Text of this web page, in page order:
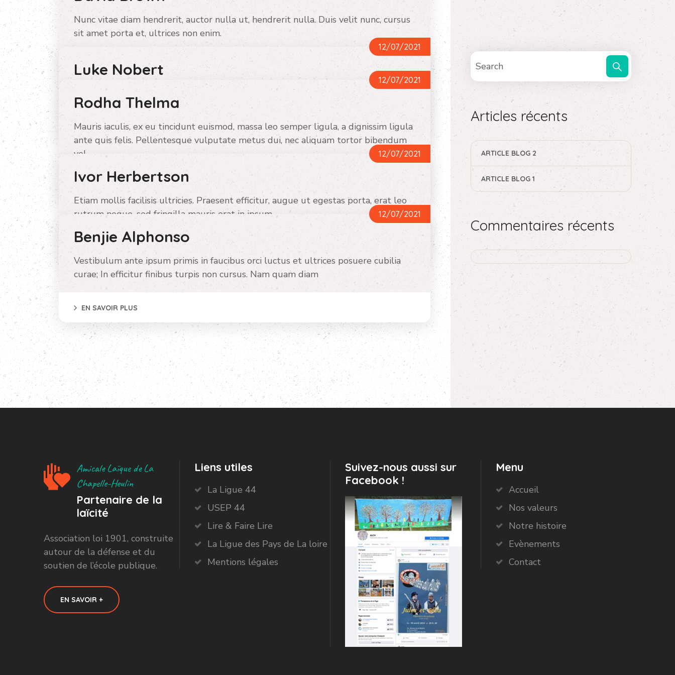
Nunc vitae diam hendrerit, auctor nulla ut, hendrerit nulla. Duis velit nunc, cursus
sit amet porta et, ultrices non enim.
EN SAVOIR PLUS
12/07/2021
Luke Nobert
He rejects pleasures to secure other greater pleasures or else he endures.
EN SAVOIR PLUS
12/07/2021
Rodha Thelma
Mauris iaculis, ex eu tincidunt euismod, massa leo semper ligula, a dignissim ligula
ante quis felis. Pellentesque vulputate metus dui, nec aliquam tortor bibendum
vel.
12/07/2021
Ivor Herbertson
Etiam mollis facilisis ultricies. Praesent efficitur, augue ut egestas porta, erat leo
rutrum neque, sed fringilla mauris erat in ipsum.
EN SAVOIR PLUS
12/07/2021
Benjie Alphonso
Vestibulum ante ipsum primis in faucibus orci luctus et ultrices posuere cubilia
curae; In efficitur finibus turpis non cursus. Nam quam diam
EN SAVOIR PLUS
Articles récents
ARTICLE BLOG 2
ARTICLE BLOG 1
Commentaires récents
Amicale Laïque de La
Chapelle-Heulin
Partenaire de la
laïcité
Association loi 1901, construite
autour de la défense et du
soutien de l’école publique.
EN SAVOIR +
Liens utiles
La Ligue 44
USEP 44
Lire & Faire Lire
La Ligue des Pays de La loire
Mentions légales
Suivez-nous aussi sur
Facebook !
Menu
Accueil
Nos valeurs
Notre histoire
Evènements
Contact